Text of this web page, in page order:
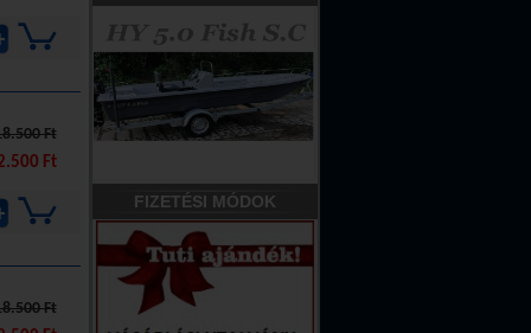
Ft
Ft
Ft
FIZETÉSI MÓDOK